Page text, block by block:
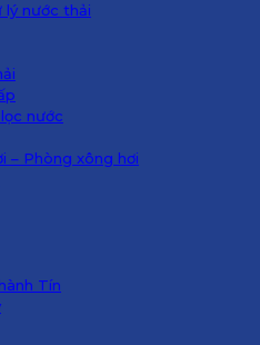
lý nước thải
nước
– Phòng xông hơi
Tín